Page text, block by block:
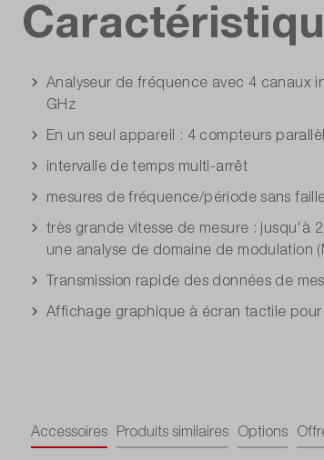
Analyseur de fréquence avec 4 canaux
GHz
En un seul appareil : 4 compteurs
intervalle de temps multi-arrêt
mesures de fréquence/période sans
très grande vitesse de mesure : jusqu'à
une analyse de domaine de modulation
Transmission rapide des données de
Affichage graphique à écran tactile
Accessoires Produits similaires Options